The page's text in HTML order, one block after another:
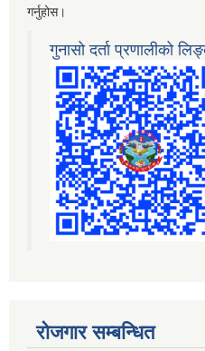
गर्नुहोस।
गुनासो दर्ता प्रणालीको
रोजगार सम्बन्धित